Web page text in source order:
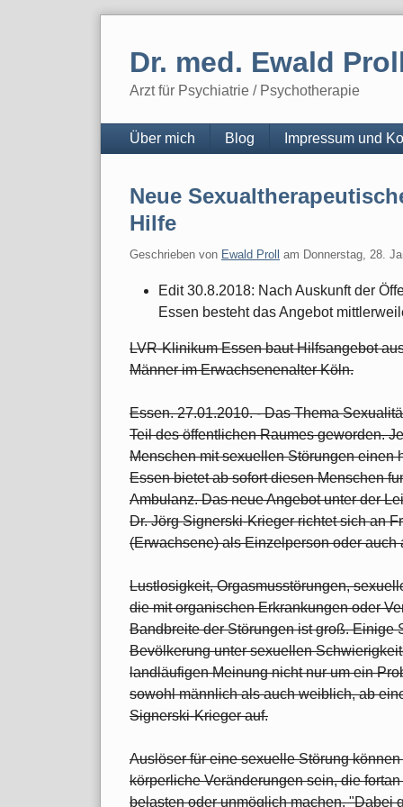
Dr. med. Ewald
Arzt für Psychiatrie / Psychotherapie
Navigation
Über mich Blog Impressum und
Neue
Hilfe
Geschrieben von Ewald Proll am Donnerstag, 28.
Edit 30.8.2018: Nach Auskunft der
Essen besteht das Angebot
LVR-Klinikum Essen baut Hilfsangebot
Männer im Erwachsenenalter Köln.
Essen. 27.01.2010. - Das Thema
Teil des öffentlichen Raumes geworden.
Menschen mit sexuellen Störungen einen
Essen bietet ab sofort diesen Menschen
Ambulanz. Das neue Angebot unter der
Dr. Jörg Signerski-Krieger richtet sich an
(Erwachsene) als Einzelperson oder auch
Lustlosigkeit, Orgasmusstörungen,
die mit organischen Erkrankungen oder
Bandbreite der Störungen ist groß. Einige
Bevölkerung unter sexuellen
landläufigen Meinung nicht nur um ein
sowohl männlich als auch weiblich, ab
Signerski-Krieger auf.
Auslöser für eine sexuelle Störung
körperliche Veränderungen sein, die
belasten oder unmöglich machen. "Dabei